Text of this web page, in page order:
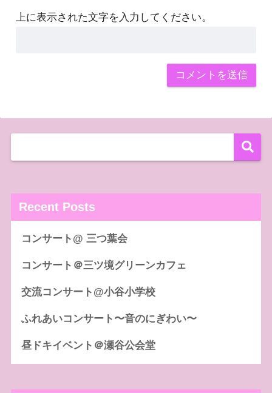
上に表示された文字を入力してください。
Recent Posts
コンサート@ 三つ葉会
コンサート＠三ツ境グリーンカフェ
交流コンサート@小谷小学校
ふれあいコンサート〜音のにぎわい〜
昼ドキイベント＠瀬谷公会堂